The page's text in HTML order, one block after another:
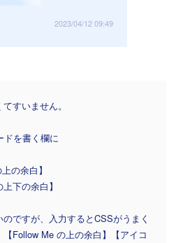
2023/04/12 09:49
すいません。
ドを書く欄に
の余白】
下の余白】
ですが、入力するとCSSがうまく
Follow Me の上の余白】【アイコ